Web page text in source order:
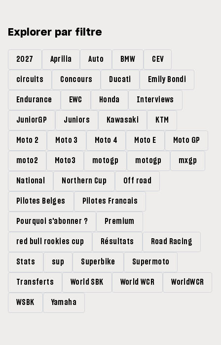
Explorer par filtre
2027 Aprilia Auto BMW CEV
circuits Concours Ducati Emily Bondi
Endurance EWC Honda Interviews
JuniorGP Juniors Kawasaki KTM
Moto 2 Moto 3 Moto 4 Moto E Moto GP
moto2 Moto3 motogp motogp mxgp
National Northern Cup Off road
Pilotes Belges Pilotes Francais
Pourquoi s'abonner ? Premium
red bull rookies cup Résultats Road Racing
Stats sup Superbike Supermoto
Transferts World SBK World WCR WorldWCR
WSBK Yamaha